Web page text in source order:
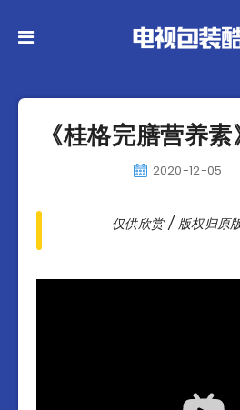
《桂格完膳营养
2020-12-05
仅供欣赏 / 版权归原